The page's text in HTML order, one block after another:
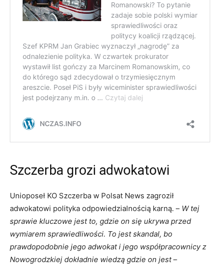
Szczerba grozi adwokatowi
Unioposeł KO Szczerba w Polsat News zagroził
adwokatowi polityka odpowiedzialnością karną. – W tej
sprawie kluczowe jest to, gdzie on się ukrywa przed
wymiarem sprawiedliwości. To jest skandal, bo
prawdopodobnie jego adwokat i jego współpracownicy z
Nowogrodzkiej dokładnie wiedzą gdzie on jest–